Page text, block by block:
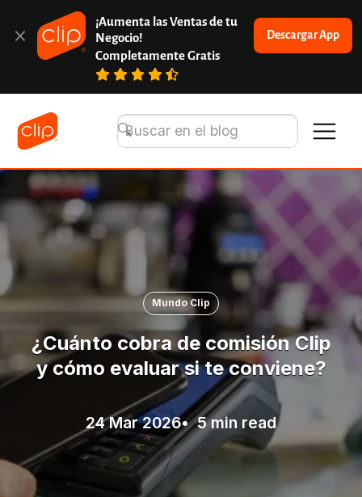
¡Aumenta las Ventas de tu
Negocio!
Completamente Gratis
Descargar App
Mundo Clip
¿Cuánto cobra de comisión Clip
y cómo evaluar si te conviene?
24 Mar 2026• 5 min read